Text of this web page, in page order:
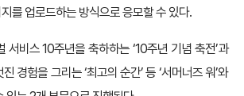
를 업로드하는 방식으로 응모할 수 있다.
비스 10주년을 축하하는 ‘10주년 기념 축전’과
경험을 그리는 ‘최고의 순간’ 등 ‘서머너즈 워’와